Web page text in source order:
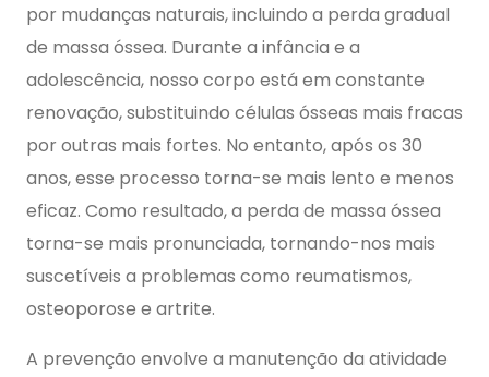
por mudanças naturais, incluindo a perda gradual
de massa óssea. Durante a infância e a
adolescência, nosso corpo está em constante
renovação, substituindo células ósseas mais fracas
por outras mais fortes. No entanto, após os 30
anos, esse processo torna-se mais lento e menos
eficaz. Como resultado, a perda de massa óssea
torna-se mais pronunciada, tornando-nos mais
suscetíveis a problemas como reumatismos,
osteoporose e artrite.
A prevenção envolve a manutenção da atividade